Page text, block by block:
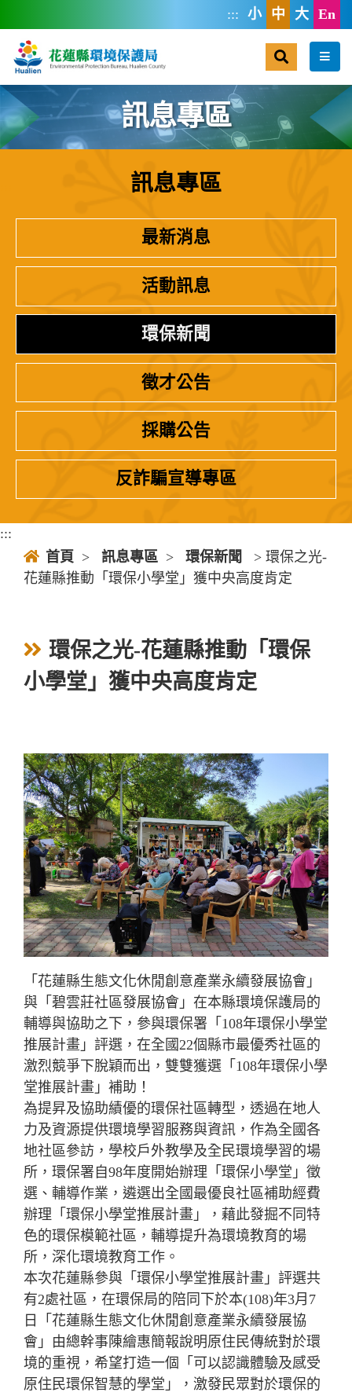
::: 小 中 大 En
選單
訊息專區
訊息專區
最新消息
活動訊息
環保新聞
徵才公告
採購公告
反詐騙宣導專區
:::
首頁 > 訊息專區 > 環保新聞
> 環保之光-
花蓮縣推動「環保小學堂」獲中央高度肯定
環保之光-花蓮縣推動「環保
小學堂」獲中央高度肯定
「花蓮縣生態文化休閒創意產業永續發展協會」
與「碧雲莊社區發展協會」在本縣環境保護局的
輔導與協助之下，參與環保署「108年環保小學堂
推展計畫」評選，在全國22個縣市最優秀社區的
激烈競爭下脫穎而出，雙雙獲選「108年環保小學
堂推展計畫」補助！
為提昇及協助績優的環保社區轉型，透過在地人
力及資源提供環境學習服務與資訊，作為全國各
地社區參訪，學校戶外教學及全民環境學習的場
所，環保署自98年度開始辦理「環保小學堂」徵
選、輔導作業，遴選出全國最優良社區補助經費
辦理「環保小學堂推展計畫」，藉此發掘不同特
色的環保模範社區，輔導提升為環境教育的場
所，深化環境教育工作。
本次花蓮縣參與「環保小學堂推展計畫」評選共
有2處社區，在環保局的陪同下於本(108)年3月7
日「花蓮縣生態文化休閒創意產業永續發展協
會」由總幹事陳繪惠簡報說明原住民傳統對於環
境的重視，希望打造一個「可以認識體驗及感受
原住民環保智慧的學堂」，激發民眾對於環保的